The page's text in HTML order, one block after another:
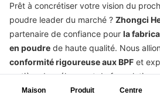
Prêt à concrétiser votre vision du
poudre leader du marché ? Zhongci
partenaire de confiance pour la
en poudre de haute qualité. Nous
conformité rigoureuse aux BPF et
matière de mélange et de formulation
produits exceptionnels. Que vous
Maison Produit Centre